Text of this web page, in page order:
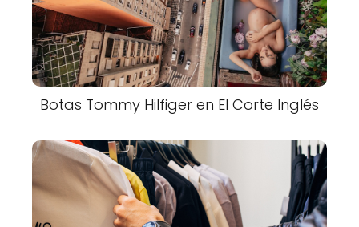
Botas Tommy Hilfiger en El Corte Inglés